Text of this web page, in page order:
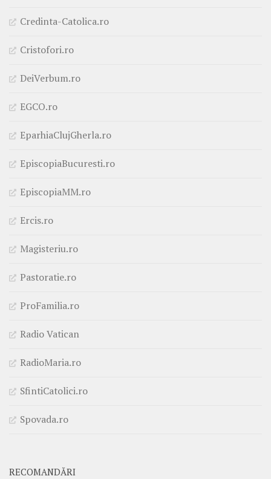
Credinta-Catolica.ro
Cristofori.ro
DeiVerbum.ro
EGCO.ro
EparhiaClujGherla.ro
EpiscopiaBucuresti.ro
EpiscopiaMM.ro
Ercis.ro
Magisteriu.ro
Pastoratie.ro
ProFamilia.ro
Radio Vatican
RadioMaria.ro
SfintiCatolici.ro
Spovada.ro
RECOMANDĂRI